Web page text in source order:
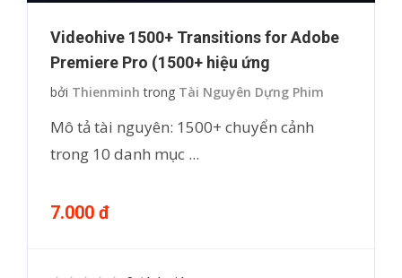
Videohive 1500+ Transitions for Adobe
Premiere Pro (1500+ hiệu ứng
bởi Thienminh trong Tài Nguyên Dựng Phim
Mô tả tài nguyên: 1500+ chuyển cảnh
trong 10 danh mục ...
7.000 đ